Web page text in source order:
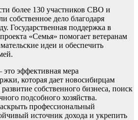
более 130 участников СВО и
собственное дело благодаря
Государственная поддержка в
«Семья» помогает ветеранам
идеи и обеспечить
эффективная мера
которая дает новосибирцам
собственного бизнеса, поиск
подсобного хозяйства.
профессиональный
источник дохода и укрепить